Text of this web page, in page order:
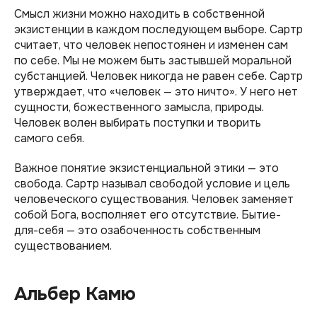
Смысл жизни можно находить в собственной
экзистенции в каждом последующем выборе. Сартр
считает, что человек непостоянен и изменен сам
по себе. Мы не можем быть застывшей моральной
субстанцией. Человек никогда не равен себе. Сартр
утверждает, что «человек — это ничто». У него нет
сущности, божественного замысла, природы.
Человек волен выбирать поступки и творить
самого себя.
Важное понятие экзистенциальной этики — это
свобода. Сартр называл свободой условие и цель
человеческого существования. Человек заменяет
собой Бога, восполняет его отсутствие. Бытие-
для-себя — это озабоченность собственным
существованием.
Альбер Камю